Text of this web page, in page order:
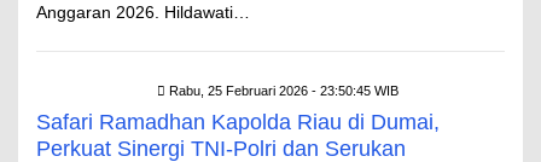
Anggaran 2026. Hildawati…
Rabu, 25 Februari 2026 - 23:50:45 WIB
Safari Ramadhan Kapolda Riau di Dumai,
Perkuat Sinergi TNI-Polri dan Serukan